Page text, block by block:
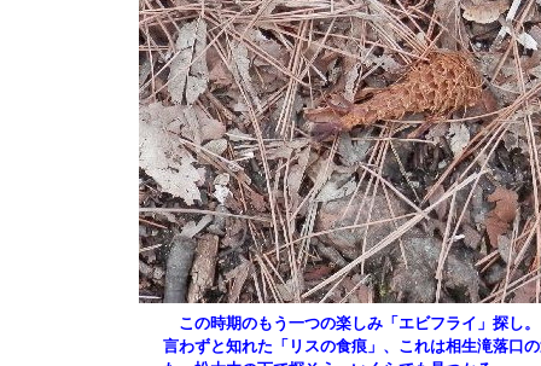
この時期のもう一つの楽しみ「エビフライ」探し。
言わずと知れた「リスの食痕」、これは相生滝落口